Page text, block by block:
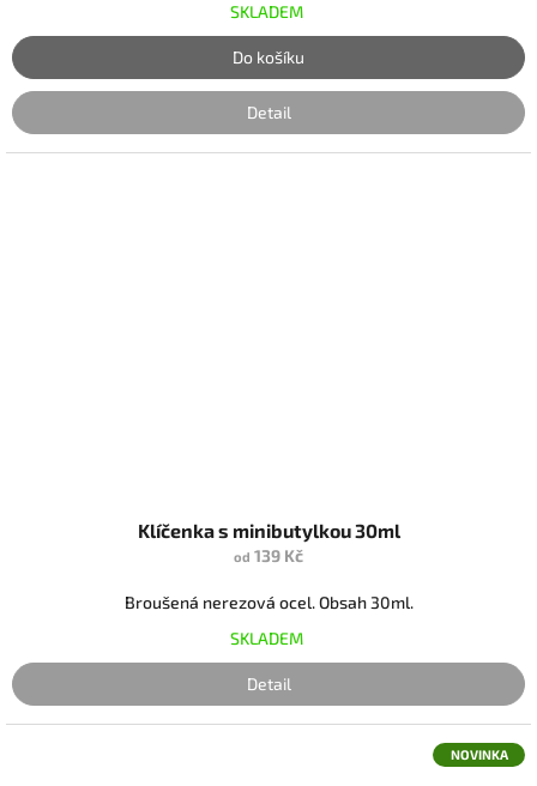
SKLADEM
Do košíku
Detail
Klíčenka s minibutylkou 30ml
od 139 Kč
Broušená nerezová ocel. Obsah 30ml.
SKLADEM
Detail
NOVINKA